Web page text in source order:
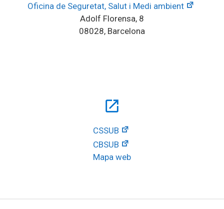
Oficina de Seguretat, Salut i Medi ambient
Adolf Florensa, 8
08028, Barcelona
open_in_new
CSSUB
CBSUB
Mapa web